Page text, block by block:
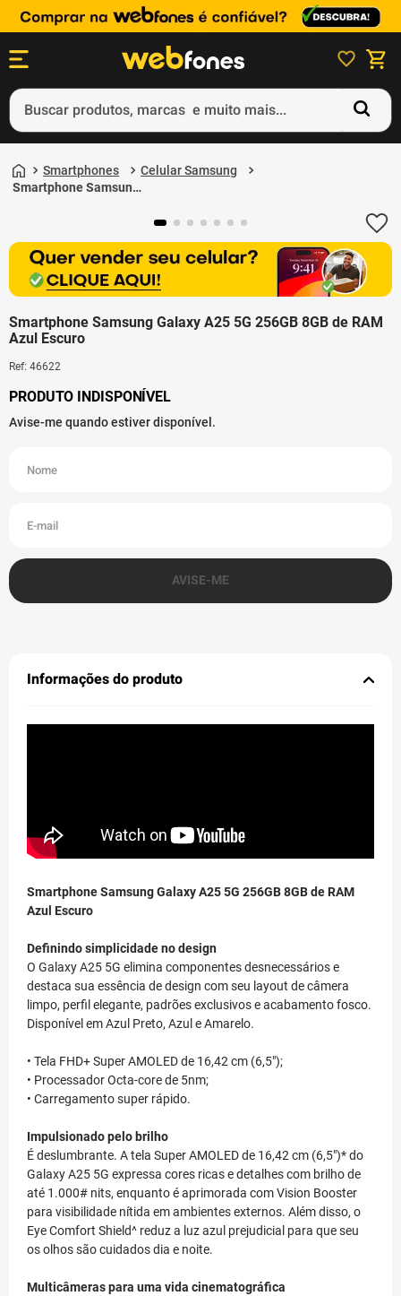
Buscar produtos, marcas e muito mais...
Smartphones
Celular Samsung
Smartphone Samsung
Smartphone Samsung Galaxy A25 5G 256GB 8GB de RAM
Azul Escuro
Ref: 46622
Informações do produto
Smartphone Samsung Galaxy A25 5G 256GB 8GB de RAM
Azul Escuro
Definindo simplicidade no design
O Galaxy A25 5G elimina componentes desnecessários e
destaca sua essência de design com seu layout de câmera
limpo, perfil elegante, padrões exclusivos e acabamento fosco.
Disponível em Azul Preto, Azul e Amarelo.
• Tela FHD+ Super AMOLED de 16,42 cm (6,5");
• Processador Octa-core de 5nm;
• Carregamento super rápido.
Impulsionado pelo brilho
É deslumbrante. A tela Super AMOLED de 16,42 cm (6,5")* do
Galaxy A25 5G expressa cores ricas e detalhes com brilho de
até 1.000# nits, enquanto é aprimorada com Vision Booster
para visibilidade nítida em ambientes externos. Além disso, o
Eye Comfort Shield^ reduz a luz azul prejudicial para que seu
os olhos são cuidados dia e noite.
Multicâmeras para uma vida cinematográfica
1º
ps5
3º
4º
smartphone